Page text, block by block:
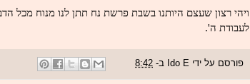
ויהי רצון שעצם היותנו בשבת פרשת נח תתן לנו מנוח מכל
לעבודת ה'.
פורסם על ידי Ido E ב- 8:42